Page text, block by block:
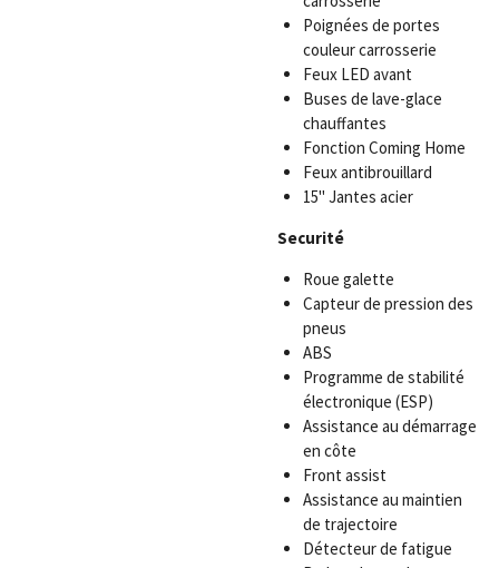
Poignées de portes
couleur carrosserie
Feux LED avant
Buses de lave-glace
chauffantes
Fonction Coming Home
Feux antibrouillard
15" Jantes acier
Securité
Roue galette
Capteur de pression des
pneus
ABS
Programme de stabilité
électronique (ESP)
Assistance au démarrage
en côte
Front assist
Assistance au maintien
de trajectoire
Détecteur de fatigue